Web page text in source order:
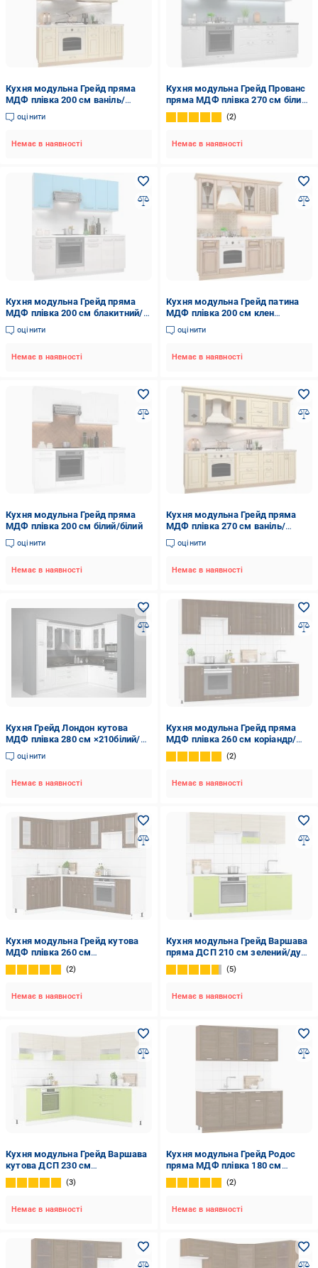
Кухня модульна Грейд пряма
МДФ плівка 200 см ваніль/
золото
оцінити
Немає в наявності
Кухня модульна Грейд Прованс
пряма МДФ плівка 270 см білий/
білий
2
Немає в наявності
Кухня модульна Грейд пряма
МДФ плівка 200 см блакитний/
сосна біла/білий
оцінити
Немає в наявності
Кухня модульна Грейд патина
МДФ плівка 200 см клен
світлий/клен світлий
оцінити
Немає в наявності
Кухня модульна Грейд пряма
МДФ плівка 200 см білий/білий
оцінити
Немає в наявності
Кухня модульна Грейд пряма
МДФ плівка 270 см ваніль/
золото
оцінити
Немає в наявності
Кухня Грейд Лондон кутова
МДФ плівка 280 см ×210білий/
сірий
оцінити
Немає в наявності
Кухня модульна Грейд пряма
МДФ плівка 260 см коріандр/
білий
2
Немає в наявності
Кухня модульна Грейд кутова
МДФ плівка 260 см
×160коріандр/білий
2
Немає в наявності
Кухня модульна Грейд Варшава
пряма ДСП 210 см зелений/дуб
світлий/білий
5
Немає в наявності
Кухня модульна Грейд Варшава
кутова ДСП 230 см
×200зелений/дуб світлий/білий
3
Немає в наявності
Кухня модульна Грейд Родос
пряма МДФ плівка 180 см
коричневий/коричневий
2
Немає в наявності